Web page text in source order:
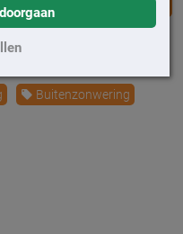
Buitenzonwering